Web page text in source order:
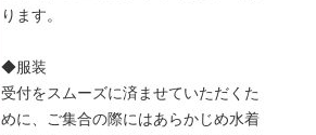
ります。
◆服装
受付をスムーズに済ませていただくた
めに、ご集合の際にはあらかじめ水着